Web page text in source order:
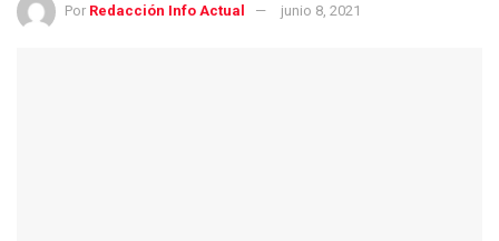
Por Redacción Info Actual junio 8, 2021